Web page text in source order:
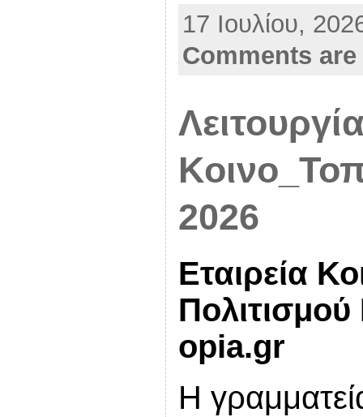
e
r
17 Ιουλίου,
Comments
2026
Εταιρεία
opia.gr
Η